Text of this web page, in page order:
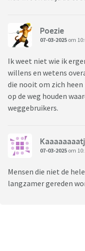
Poezie
07-03-2025 om
Ik weet niet wie ik
willens en wetens
die nooit om zich
op de weg houden
weggebruikers.
07-03-2025 om
Mensen die niet de
langzamer gereden